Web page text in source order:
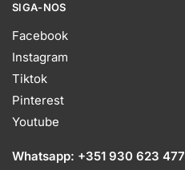
SIGA-NOS
Facebook
Instagram
Tiktok
Pinterest
Youtube
Whatsapp: +351 930 623 477